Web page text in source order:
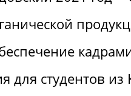
студентов из